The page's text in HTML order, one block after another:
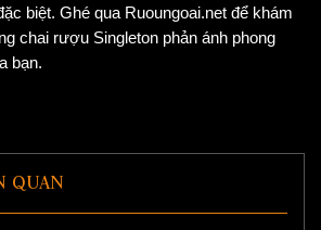
biệt. Ghé qua Ruoungoai.net để khám
chai rượu Singleton phản ánh phong
bạn.
QUAN